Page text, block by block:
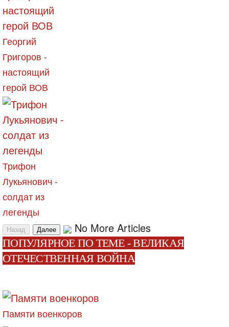
Георгий
Григоров -
настоящий
герой ВОВ
Трифон
Лукьянович -
солдат из
легенды
Назад Далее No More Articles
ПОПУЛЯРНОЕ ПО ТЕМЕ - ВЕЛИКАЯ
ОТЕЧЕСТВЕННАЯ ВОЙНА
Памяти военкоров